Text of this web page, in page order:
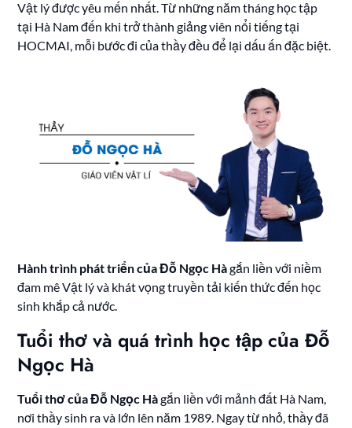
Vật lý được yêu mến nhất. Từ những năm tháng học tập
tại Hà Nam đến khi trở thành giảng viên nổi tiếng tại
HOCMAI, mỗi bước đi của thầy đều để lại dấu ấn đặc biệt.
Hành trình phát triển của Đỗ Ngọc Hàgắn liền với niềm
đam mê Vật lý và khát vọng truyền tải kiến thức đến học
sinh khắp cả nước.
Tuổi thơ và quá trình học tập của Đỗ
Ngọc Hà
Tuổi thơ của Đỗ Ngọc Hàgắn liền với mảnh đất Hà Nam,
nơi thầy sinh ra và lớn lên năm 1989. Ngay từ nhỏ, thầy đã